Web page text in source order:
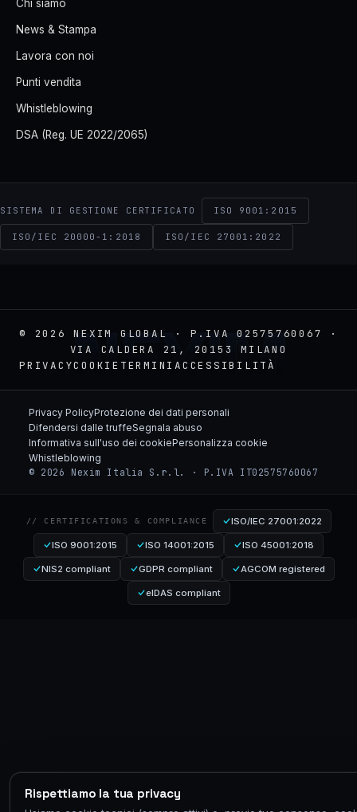
Chi siamo
News & Stampa
Lavora con noi
Punti vendita
Whistleblowing
DSA (Reg. UE 2022/2065)
SISTEMA DI GESTIONE CERTIFICATO ISO 9001:2015
ISO/IEC 20000-1:2018 ISO/IEC 27001:2022
© 2026 NEXIM GLOBAL · P.IVA 02575760067 ·
VIA CALDERA 21, 20153 MILANO
PRIVACYCOOKIE TERMINI ACCESSIBILITÀ
NEXIM
Rispettiamo la tua privacy
Privacy PolicyProtezione dei dati personali
Difendersi dalle truffeSegnala abuso
Informativa sull'uso dei cookiePersonalizza cookie
Whistleblowing
© 2026 Nexim Italia S.r.l. · P.IVA IT02575760067
// CERTIFICATIONS & COMPLIANCE ISO/IEC 27001:2022
ISO 9001:2015 ISO 14001:2015 ISO 45001:2018
NIS2 compliant GDPR compliant AGCOM registered
eIDAS compliant